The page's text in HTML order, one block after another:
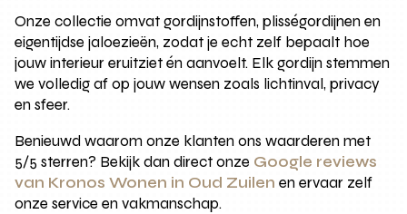
Onze collectie omvat gordijnstoffen, plisségordijnen en
eigentijdse jaloezieën, zodat je echt zelf bepaalt hoe
jouw interieur eruitziet én aanvoelt. Elk gordijn stemmen
we volledig af op jouw wensen zoals lichtinval, privacy
en sfeer.
Benieuwd waarom onze klanten ons waarderen met
5/5 sterren? Bekijk dan direct onze Google reviews
van Kronos Wonen in Oud Zuilen en ervaar zelf
onze service en vakmanschap.